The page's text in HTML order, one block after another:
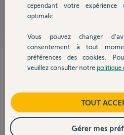
Devis avec un pro
Contact
Philippe H. il y a plus de 10
Cette réponse
des internautes ont
cependant votre expérience
optimale.
Vous pouvez changer
consentement à tout
préférences des cookies.
veuillez consulter notre politique
TOUT
Gérer mes